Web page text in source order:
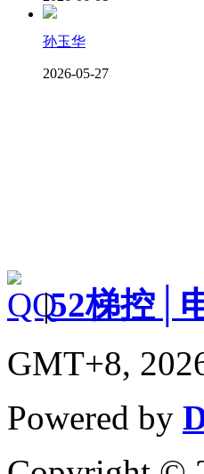
孙玉华
2026-05-27
|52梯控│
GMT+8,
Powered by